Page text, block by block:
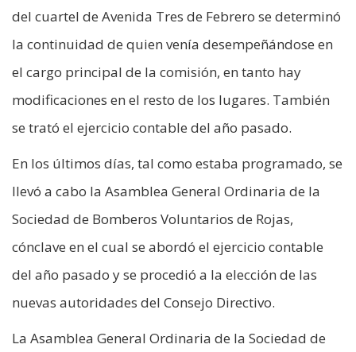
del cuartel de Avenida Tres de Febrero se determinó
la continuidad de quien venía desempeñándose en
el cargo principal de la comisión, en tanto hay
modificaciones en el resto de los lugares. También
se trató el ejercicio contable del año pasado.
En los últimos días, tal como estaba programado, se
llevó a cabo la Asamblea General Ordinaria de la
Sociedad de Bomberos Voluntarios de Rojas,
cónclave en el cual se abordó el ejercicio contable
del año pasado y se procedió a la elección de las
nuevas autoridades del Consejo Directivo.
La Asamblea General Ordinaria de la Sociedad de